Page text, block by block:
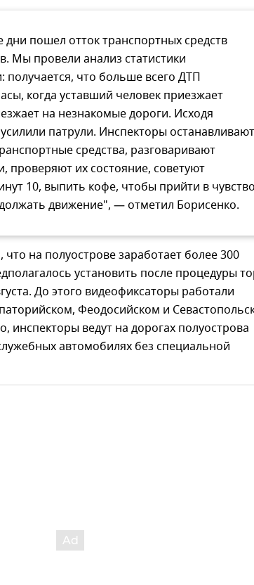
дни пошел отток транспортных средств
Мы провели анализ статистики
получается, что больше всего ДТП
когда уставший человек приезжает
на незнакомые дороги. Исходя
патрули. Инспекторы останавливают
средства, разговаривают
проверяют их состояние, советуют
10, выпить кофе, чтобы прийти в
движение", — отметил Борисенко.
на полуострове заработает более 300
установить после процедуры
До этого видеофиксаторы работали
Феодосийском и
инспекторы ведут на дорогах полуострова
автомобилях без специальной